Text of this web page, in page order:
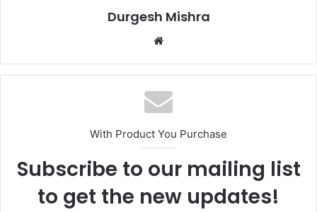
Durgesh Mishra
Website
With Product You Purchase
Subscribe to our mailing list
to get the new updates!